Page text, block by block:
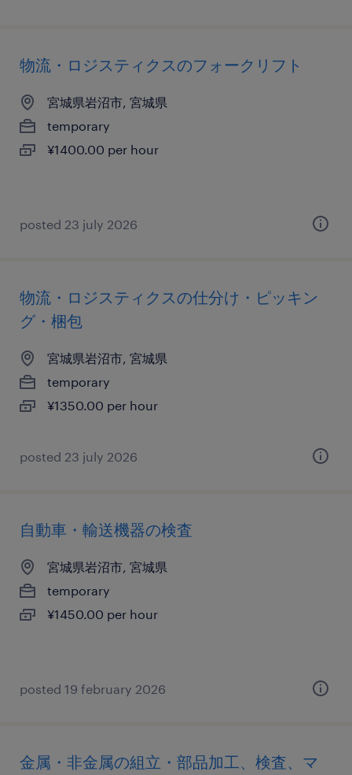
物流・ロジスティクスのフォークリフト
宮城県岩沼市, 宮城県
temporary
¥1400.00 per hour
posted 23 july 2026
物流・ロジスティクスの仕分け・ピッキン
グ・梱包
宮城県岩沼市, 宮城県
temporary
¥1350.00 per hour
posted 23 july 2026
自動車・輸送機器の検査
宮城県岩沼市, 宮城県
temporary
¥1450.00 per hour
posted 19 february 2026
金属・非金属の組立・部品加工、検査、マ